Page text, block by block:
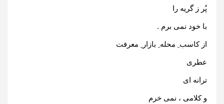
پُر ز گریه را
با خود نمی برم .
از کاسب ِ محله ِ بازار ِ معرفت
عطری
ترانه ای
و کلامی ، نمی خرم